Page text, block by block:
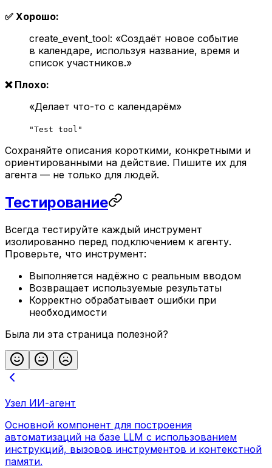
✅ Хорошо:
create_event_tool: «Создаёт новое событие
в календаре, используя название, время и
список участников.»
❌ Плохо:
«Делает что-то с календарём»
"Test tool"
Сохраняйте описания короткими, конкретными и
ориентированными на действие. Пишите их для
агента — не только для людей.
Тестирование
Всегда тестируйте каждый инструмент
изолированно перед подключением к агенту.
Проверьте, что инструмент:
Выполняется надёжно с реальным вводом
Возвращает используемые результаты
Корректно обрабатывает ошибки при
необходимости
Была ли эта страница полезной?
Узел ИИ-агент
Основной компонент для построения
автоматизаций на базе LLM с использованием
инструкций, вызовов инструментов и контекстной
памяти.